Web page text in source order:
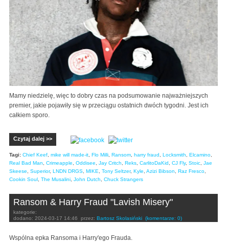
Mamy niedzielę, więc to dobry czas na podsumowanie najważniejszych
premier, jakie pojawiły się w przeciągu ostatnich dwóch tygodni. Jest ich
całkiem sporo.
Czytaj dalej >>
Tagi: Chief Keef, mike will made-it, Flo Milli, Ransom, harry fraud, Locksmith, Elcamino,
Real Bad Man, Crimeapple, Oddisee, Jay Critch, Reks, CarlitoDaKid, CJ Fly, Stoic, Jae
Skeese, Superior, LNDN DRGS, MIKE, Tony Seltzer, Kyle, Azizi Bibson, Raz Fresco,
Cookin Soul, The Musalini, John Dutch, Chuck Strangers
Ransom & Harry Fraud "Lavish Misery"
kategorie:
dodano: 2024-03-17 14:46 przez: Bartosz Skolasiński (komentarze: 0)
Wspólna epka Ransoma i Harry'ego Frauda.